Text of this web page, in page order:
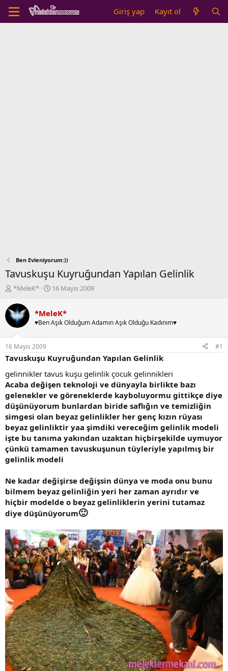
Giriş yap Kayıt ol
Ben Evleniyorum:))
Tavuskuşu Kuyruğundan Yapılan Gelinlik
K
n
b
u
y
u
b
a
ş
l
a
t
a
n
*MeleK*
B
l
a
ı
ç
a
r
i
h
i
16 Mayıs 2009
*MeleK*
♥Ben Aşık Olduğum Adamın Aşık Olduğu Kadınım♥
16 Mayıs 2009 #1
Tavuskuşu Kuyruğundan Yapılan Gelinlik
gelinnikler tavus kuşu gelinlik çocuk gelinnikleri
Acaba değişen teknoloji ve dünyayla birlikte bazı
gelenekler ve göreneklerde kayboluyormu gittikçe diye
düşünüyorum bunlardan biride saflığın ve temizliğin
simgesi olan beyaz gelinlikler her genç kızın rüyası
beyaz gelinliktir yaa şimdiki vereceğim gelinlik modeli
işte bu tanıma yakından uzaktan hiçbirşekilde uymuyor
çünkü tamamen tavuskuşunun tüyleriyle yapılmış bir
gelinlik modeli
Ne kadar değişirse değişsin dünya ve moda onu bunu
bilmem beyaz gelinliğin yeri her zaman ayrıdır ve
hiçbir modelde o beyaz gelinliklerin yerini tutamaz
diye düşünüyorum🙂